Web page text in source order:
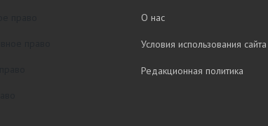
О нас
Условия использования сайта
Редакционная политика